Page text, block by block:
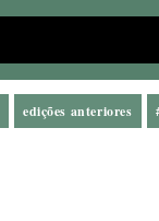
edições anteriores